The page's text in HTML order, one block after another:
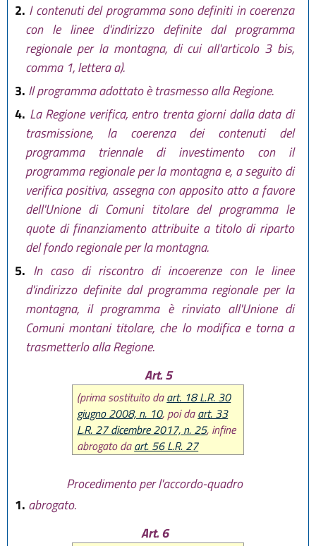
2. I contenuti del programma sono definiti in coerenza
con le linee d'indirizzo definite dal programma
regionale per la montagna, di cui all'articolo 3 bis,
comma 1, lettera a).
3. Il programma adottato è trasmesso alla Regione.
4. La Regione verifica, entro trenta giorni dalla data di
trasmissione, la coerenza dei contenuti del
programma triennale di investimento con il
programma regionale per la montagna e, a seguito di
verifica positiva, assegna con apposito atto a favore
dell'Unione di Comuni titolare del programma le
quote di finanziamento attribuite a titolo di riparto
del fondo regionale per la montagna.
5. In caso di riscontro di incoerenze con le linee
d'indirizzo definite dal programma regionale per la
montagna, il programma è rinviato all'Unione di
Comuni montani titolare, che lo modifica e torna a
trasmetterlo alla Regione.
Art. 5
(prima sostituito daart. 18 L.R. 30
giugno 2008, n. 10, poi daart. 33
L.R. 27 dicembre 2017, n. 25, infine
abrogato daart. 56 L.R. 27
Procedimento per l'accordo-quadro
1. abrogato.
Art. 6